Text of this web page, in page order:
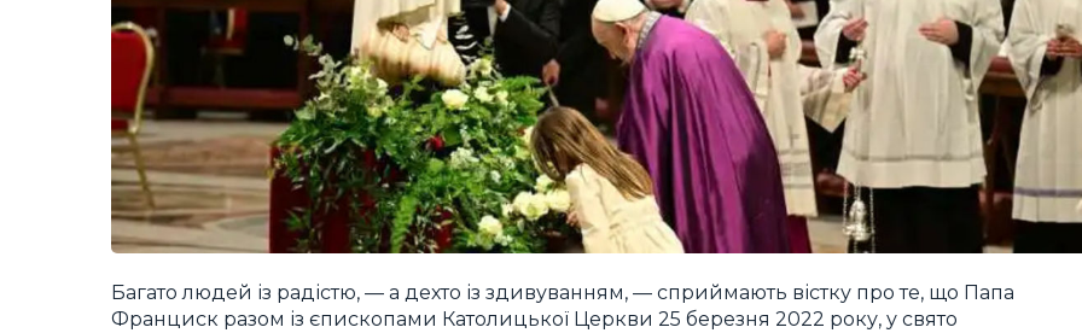
Багато людей із радістю, — а дехто із здивуванням, — сприймають вістку про те, що Папа
Франциск разом із єпископами Католицької Церкви 25 березня 2022 року, у свято